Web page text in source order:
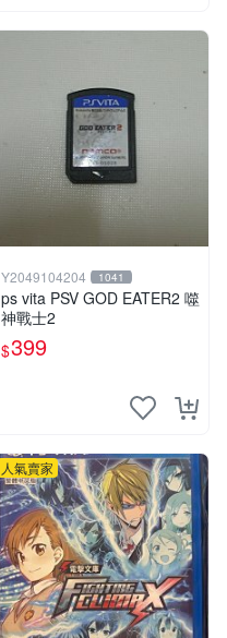
Y2049104204 1041
ps vita PSV GOD EATER2 噬
神戰士2
$399
人氣賣家